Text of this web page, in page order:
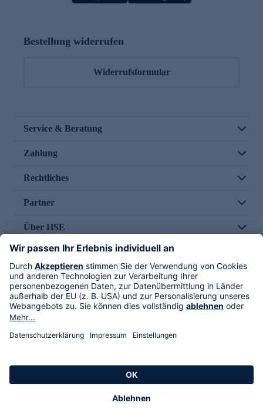
Bestellung widerrufen
Widerrufsformular
Service & Beratung
Zahlung
Rechtliches
Partner
Über HSE
Im TV
HSE International